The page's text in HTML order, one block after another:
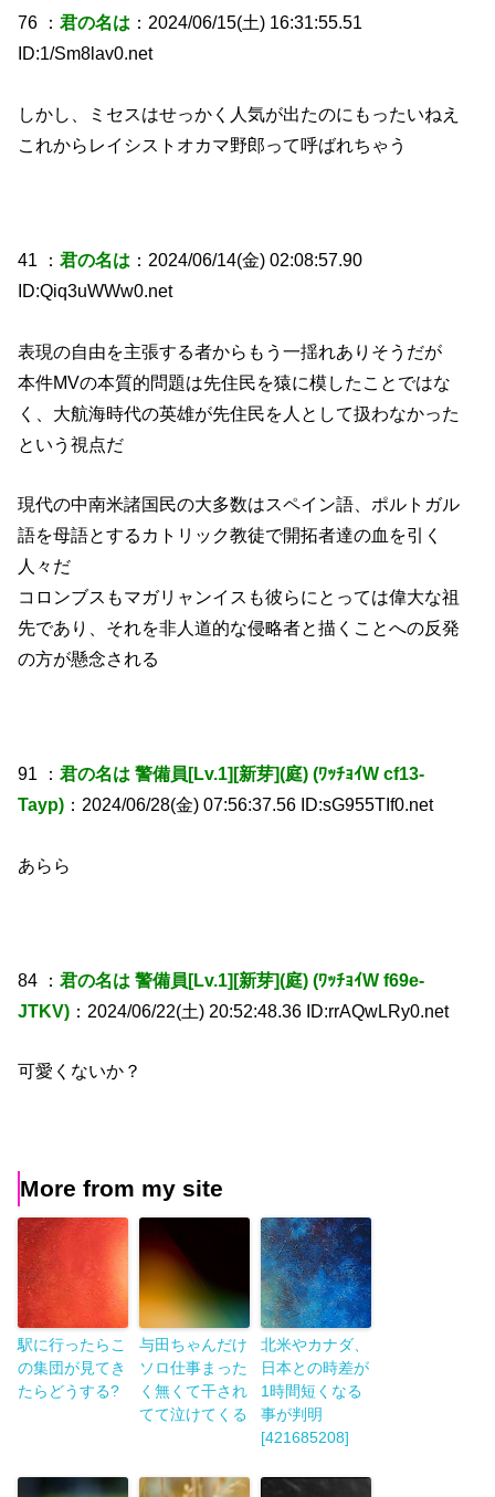
76 ：君の名は ：2024/06/15(土) 16:31:55.51
ID:1/Sm8lav0.net
しかし、ミセスはせっかく人気が出たのにもったいねえ
これからレイシストオカマ野郎って呼ばれちゃう
41 ：君の名は ：2024/06/14(金) 02:08:57.90
ID:Qiq3uWWw0.net
表現の自由を主張する者からもう一揺れありそうだが
本件MVの本質的問題は先住民を猿に模したことではな
く、大航海時代の英雄が先住民を人として扱わなかった
という視点だ
現代の中南米諸国民の大多数はスペイン語、ポルトガル
語を母語とするカトリック教徒で開拓者達の血を引く
人々だ
コロンブスもマガリャンイスも彼らにとっては偉大な祖
先であり、それを非人道的な侵略者と描くことへの反発
の方が懸念される
91 ：君の名は 警備員[Lv.1][新芽](庭) (ﾜｯﾁｮｲW cf13-
Tayp) ：2024/06/28(金) 07:56:37.56 ID:sG955TIf0.net
あらら
84 ：君の名は 警備員[Lv.1][新芽](庭) (ﾜｯﾁｮｲW f69e-
JTKV) ：2024/06/22(土) 20:52:48.36 ID:rrAQwLRy0.net
可愛くないか？
More from my site
駅に行ったらこ
の集団が見てき
たらどうする?
与田ちゃんだけ
ソロ仕事まった
く無くて干され
てて泣けてくる
北米やカナダ、
日本との時差が
1時間短くなる
事が判明
[421685208]